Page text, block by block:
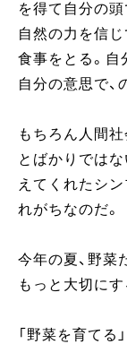
を得て自分の頭
自然の力を信じ
食事をとる。自
自分の意思で、
もちろん人間
とばかりではな
えてくれたシ
れがちなのだ。
今年の夏、野菜
もっと大切に
「野菜を育てる